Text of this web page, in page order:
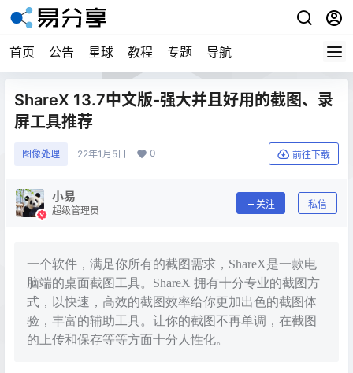
首页 公告 星球 教程 专题 导航
ShareX 13.7中文版-强大并且好用的截图、录
屏工具推荐
图像处理 22年1月5日 0 前往下载
小易
超级管理员
关注 私信
一个软件，满足你所有的截图需求，ShareX是一款电
脑端的桌面截图工具。ShareX 拥有十分专业的截图方
式，以快速，高效的截图效率给你更加出色的截图体
验，丰富的辅助工具。让你的截图不再单调，在截图
的上传和保存等等方面十分人性化。